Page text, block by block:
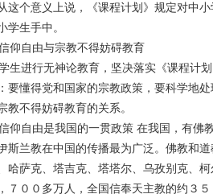
这个意义上说，《课程计划》规定对中
学生手中。
仰自由与宗教不得妨碍教育
生进行无神论教育，坚决落实《课程计
要懂得党和国家的宗教政策，要科学地
教不得妨碍教育的关系。
仰自由是我国的一贯政策 在我国，有佛
斯兰教在中国的传播最为广泛。佛教和
哈萨克、塔吉克、塔塔尔、乌孜别克、
７００多万人，全国信奉天主教的约３５